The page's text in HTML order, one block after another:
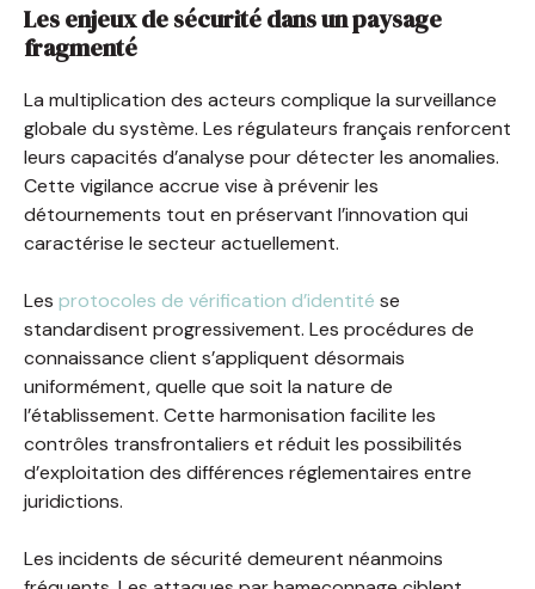
Les enjeux de sécurité dans un paysage
fragmenté
La multiplication des acteurs complique la surveillance
globale du système. Les régulateurs français renforcent
leurs capacités d’analyse pour détecter les anomalies.
Cette vigilance accrue vise à prévenir les
détournements tout en préservant l’innovation qui
caractérise le secteur actuellement.
Les protocoles de vérification d’identité se
standardisent progressivement. Les procédures de
connaissance client s’appliquent désormais
uniformément, quelle que soit la nature de
l’établissement. Cette harmonisation facilite les
contrôles transfrontaliers et réduit les possibilités
d’exploitation des différences réglementaires entre
juridictions.
Les incidents de sécurité demeurent néanmoins